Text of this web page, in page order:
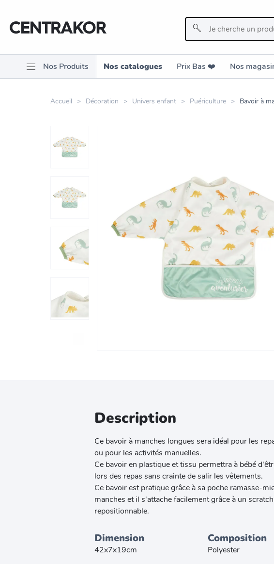
Nos Produits Nos catalogues Prix Bas ❤️️ Nos
Accueil Décoration Univers enfant Puériculture Bavoir à
Description
Ce bavoir à manches longues sera idéal pour les
ou pour les activités manuelles.
Ce bavoir en plastique et tissu permettra à bébé
lors des repas sans crainte de salir les vêtements.
Ce bavoir est pratique grâce à sa poche ramasse-
manches et il s'attache facilement grâce à un scratch
repositionnable.
Dimension
42x7x19cm
Composition
Polyester